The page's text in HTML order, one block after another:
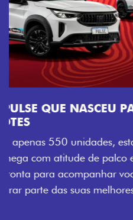
VISUAL COM
Se liga no que compõe a
festival: série numerada,
soleira temática que
enquanto os detalhes
rodas de liga-leve aro 16”
Previous
Next
Próximo